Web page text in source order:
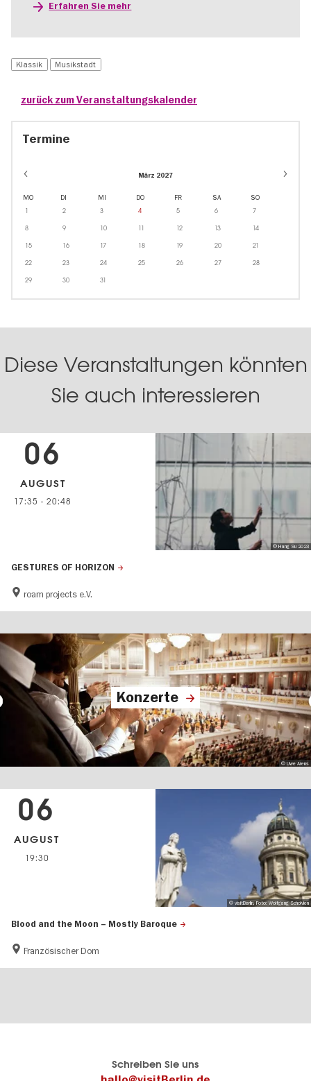
Erfahren Sie mehr
Klassik Musikstadt
zurück zum Veranstaltungskalender
Termine
März 2027
MO DI MI DO FR SA SO
1 2 3 4 5 6 7
8 9 10 11 12 13 14
15 16 17 18 19 20 21
22 23 24 25 26 27 28
29 30 31
Diese Veranstaltungen könnten
Sie auch interessieren
GESTURES OF HORIZON
roam projects e.V.
06
AUGUST
17:35 - 20:48
© Hang Su 2023
Konzerte
© Uwe Arens
Blood and the Moon – Mostly Baroque
Französischer Dom
06
AUGUST
19:30
© visitBerlin, Foto: Wolfgang Scholvien
Schreiben Sie uns